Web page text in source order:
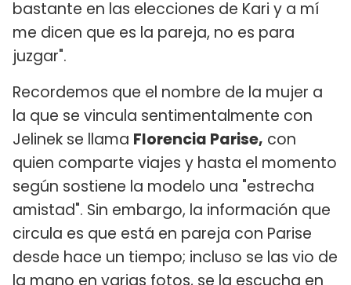
bastante en las elecciones de Kari y a mí
me dicen que es la pareja, no es para
juzgar".
Recordemos que el nombre de la mujer a
la que se vincula sentimentalmente con
Jelinek se llama Florencia Parise, con
quien comparte viajes y hasta el momento
según sostiene la modelo una "estrecha
amistad". Sin embargo, la información que
circula es que está en pareja con Parise
desde hace un tiempo; incluso se las vio de
la mano en varias fotos, se la escucha en